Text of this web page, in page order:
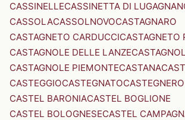
CASSINELLECASSINETTA DI
CASSOLACASSOLNOVOCASTAGNARO
CASTAGNETO CARDUCCICASTAGNETO
CASTAGNOLE DELLE LANZE
CASTAGNOLE PIEMONTECASTANA
CASTEGGIOCASTEGNATOCASTEGNERO
CASTEL BARONIACASTEL BOGLIONE
CASTEL BOLOGNESECASTEL